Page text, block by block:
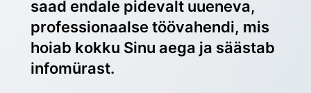
saad endale pidevalt uueneva,
professionaalse töövahendi, mis
hoiab kokku Sinu aega ja säästab
infomürast.